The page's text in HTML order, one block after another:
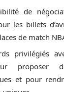
de
les billets
de match
privilégiés
proposer
et pour